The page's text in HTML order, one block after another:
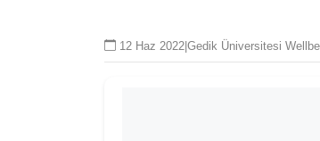
12 Haz 2022|Gedik Üniversitesi